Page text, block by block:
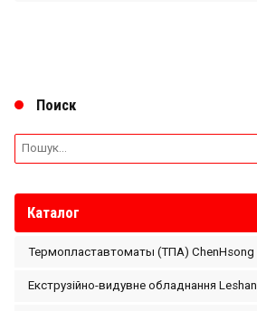
Поиск
Каталог
Термопластавтоматы (ТПА) ChenHsong
Екструзійно-видувне обладнання Leshan